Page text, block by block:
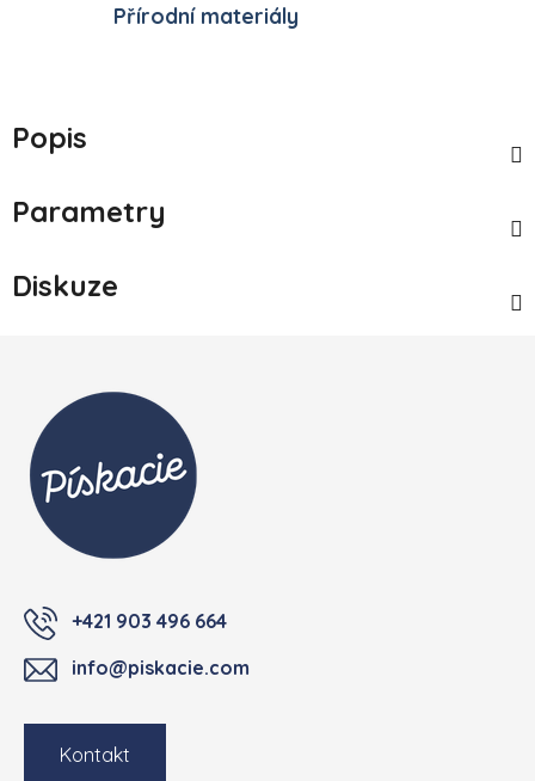
Přírodní materiály
Popis
Parametry
Diskuze
+421 903 496 664
info@piskacie.com
Kontakt